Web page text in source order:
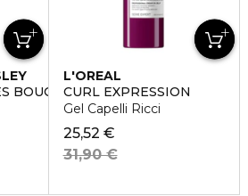
BOUCLES
L'OREAL
PROFESSIONNEL
CURL EXPRESSION
Gel Capelli Ricci
25,52 €
31,90 €